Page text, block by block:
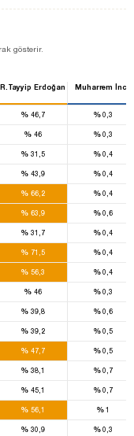
gösterir.
R.Tayyip Erdoğan Muharrem İnce
% 46,7 %0,3
% 46 %0,3
% 31,5 %0,4
% 43,9 %0,4
% 66,2 %0,4
% 63,9 %0,6
% 31,7 %0,4
% 71,5 %0,4
% 56,3 %0,4
% 46 %0,3
% 39,8 %0,6
% 39,2 %0,5
% 47,7 %0,5
% 38,1 %0,7
% 45,1 %0,7
% 56,1 %1
% 30,9 %0,3